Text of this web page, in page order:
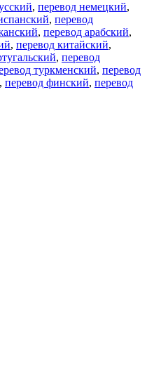
, перевод немецкий,
, перевод
, перевод арабский,
, перевод китайский,
, перевод
туркменский, перевод
, перевод финский, перевод